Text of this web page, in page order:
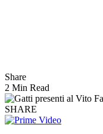
Share
2 Min Read
SHARE